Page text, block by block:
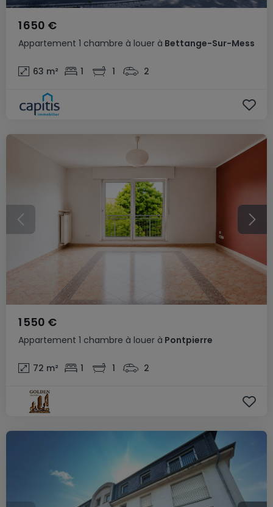
Appartement 1 chambre à louer à Bettange-Sur-Mess
1 650 €
63 m² 1 1 2
Appartement 1 chambre à louer à Pontpierre
1 550 €
72 m² 1 1 2